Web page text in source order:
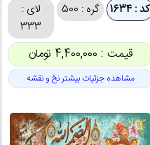
کد : 1634 گره : 500
لای :
333
قیمت : 4,400,000 تومان
مشاهده جزئیات بیشتر نخ و نقشه